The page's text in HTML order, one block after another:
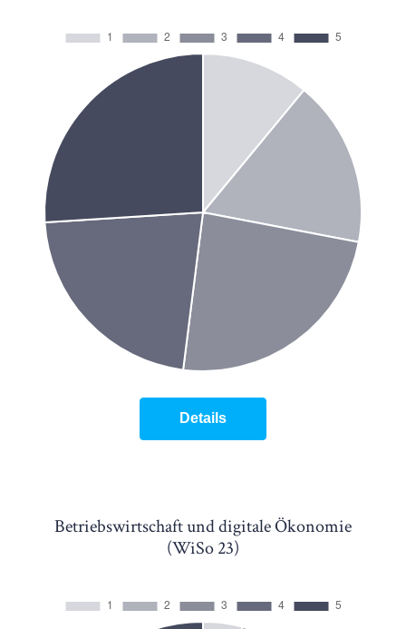
Details
Betriebswirtschaft und digitale Ökonomie
(WiSo 23)